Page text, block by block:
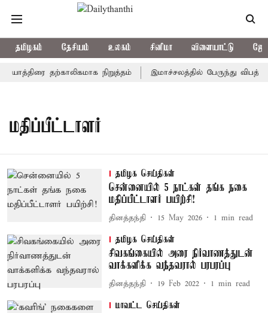
தமிழகம் தேசியம் உலகம் சினிமா விளையாட்டு
யாத்திரை தற்காலிகமாக நிறுத்தம் இமாச்சலத்தில் பேருந்து
மதிப்பீட்டாளர்
தமிழக செய்திகள்
சென்னையில் 5 நாட்கள் தங்க நகை
மதிப்பீட்டாளர் பயிற்சி!
தினத்தந்தி 15 May 2026 1 min read
தமிழக செய்திகள்
சிவகங்கையில் அரை நிர்வாணத்துடன்
வாக்களிக்க வந்தவரால் பரபரப்பு
தினத்தந்தி 19 Feb 2022 1 min read
மாவட்ட செய்திகள்